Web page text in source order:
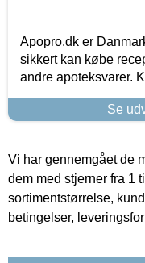
Apopro.dk er
sikkert kan købe
andre apoteksvarer.
Se
Vi har gennemgået de
dem med stjerner fra 1
sortimentstørrelse,
betingelser,